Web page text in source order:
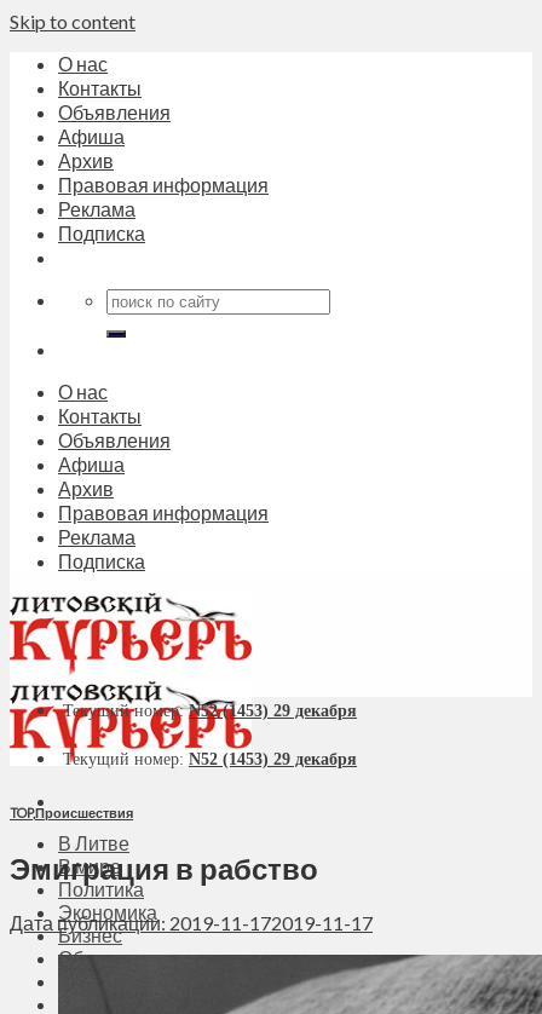
Skip to content
О нас
Контакты
Объявления
Афиша
Архив
Правовая информация
Реклама
Подписка
О нас
Контакты
Объявления
Афиша
Архив
Правовая информация
Реклама
Подписка
В Литве
В мире
Политика
Экономика
Бизнес
Общество
Текущий номер:N52 (1453) 29 декабря
Текущий номер: N52 (1453) 29 декабря
TOP,Происшествия
Эмиграция в рабство
Дата публикации: 2019-11-172019-11-17